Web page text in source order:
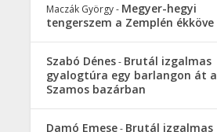
Maczák György- Megyer-hegyi
tengerszem a Zemplén ékköve
Szabó Dénes- Brutál izgalmas
gyalogtúra egy barlangon át a
Szamos bazárban
Damó Emese- Brutál izgalmas